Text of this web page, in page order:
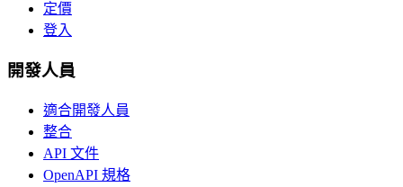
定價
登入
開發人員
適合開發人員
整合
API 文件
OpenAPI 規格